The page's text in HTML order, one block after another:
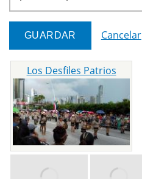
Cancelar
Los Desfiles Patrios